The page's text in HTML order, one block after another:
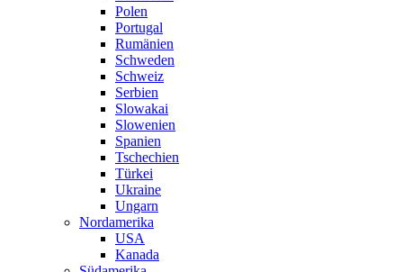
Polen
Portugal
Rumänien
Schweden
Schweiz
Serbien
Slowakai
Slowenien
Spanien
Tschechien
Türkei
Ukraine
Ungarn
Nordamerika
USA
Kanada